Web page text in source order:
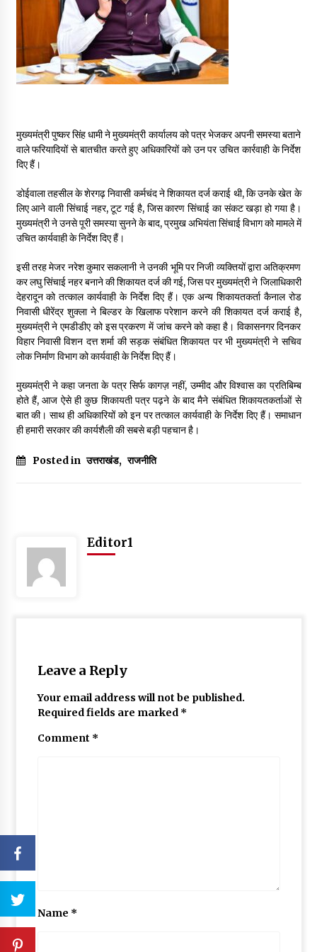
May 16, 2022
Thought Of The Day 14 May
May 14, 2022
May 13, 2022
May 12, 2022
May 11, 2022
Thought Of The Day 10 May
May 10, 2022
May 9, 2022
मुख्यमंत्री पुष्कर सिंह धामी ने मुख्यमंत्री कार्यालय को पत्र भेजकर अपनी समस्या बताने
वाले फरियादियों से बातचीत करते हुए अधिकारियों को उन पर उचित कार्रवाही के निर्देश
दिए हैं।
डोईवाला तहसील के शेरगढ़ निवासी कर्मचंद ने शिकायत दर्ज कराई थी, कि उनके खेत के
लिए आने वाली सिंचाई नहर, टूट गई है, जिस कारण सिंचाई का संकट खड़ा हो गया है।
मुख्यमंत्री ने उनसे पूरी समस्या सुनने के बाद, प्रमुख अभियंता सिंचाई विभाग को मामले में
उचित कार्यवाही के निर्देश दिए हैं।
इसी तरह मेजर नरेश कुमार सकलानी ने उनकी भूमि पर निजी व्यक्तियों द्वारा अतिक्रमण
कर लघु सिंचाई नहर बनाने की शिकायत दर्ज की गई, जिस पर मुख्यमंत्री ने जिलाधिकारी
देहरादून को तत्काल कार्यवाही के निर्देश दिए हैं। एक अन्य शिकायतकर्ता कैनाल रोड
निवासी धीरेंद्र शुक्ला ने बिल्डर के खिलाफ परेशान करने की शिकायत दर्ज कराई है,
मुख्यमंत्री ने एमडीडीए को इस प्रकरण में जांच करने को कहा है। विकासनगर दिनकर
विहार निवासी विशन दत्त शर्मा की सड़क संबंधित शिकायत पर भी मुख्यमंत्री ने सचिव
लोक निर्माण विभाग को कार्यवाही के निर्देश दिए हैं।
मुख्यमंत्री ने कहा जनता के पत्र सिर्फ कागज़ नहीं, उम्मीद और विश्वास का प्रतिबिम्ब
होते हैं, आज ऐसे ही कुछ शिकायती पत्र पढ़ने के बाद मैने संबंधित शिकायतकर्ताओं से
बात की। साथ ही अधिकारियों को इन पर तत्काल कार्यवाही के निर्देश दिए हैं। समाधान
ही हमारी सरकार की कार्यशैली की सबसे बड़ी पहचान है।
Posted in उत्तराखंड, राजनीति
Editor1
Leave a Reply
Your email address will not be published.
Required fields are marked *
Comment *
Name *